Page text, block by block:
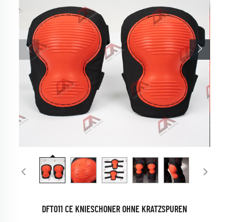
DFT011 CE KNIESCHONER OHNE KRATZSPUREN